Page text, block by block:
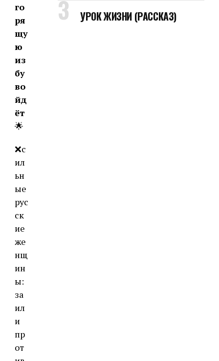
го
ря
щу
ю
из
бу
во
йд
ёт
🌟
❌с
ил
ьн
ые
рус
ск
ие
же
нщ
ин
ы:
за
ил
и
пр
от
УРОК ЖИЗНИ (РАССКАЗ)